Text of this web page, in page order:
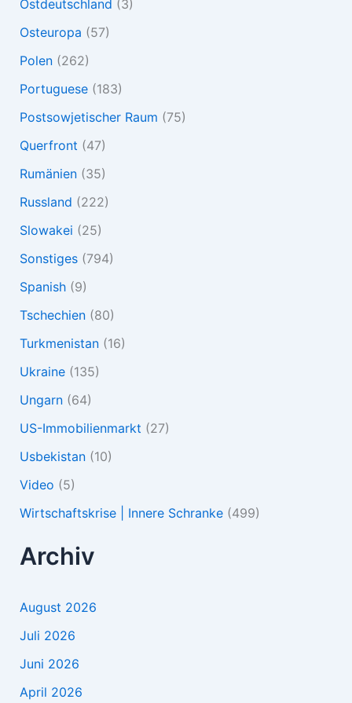
Ostdeutschland (3)
Osteuropa (57)
Polen(262)
Portuguese(183)
Postsowjetischer Raum (75)
Querfront (47)
Rumänien(35)
Russland (222)
Slowakei (25)
Sonstiges(794)
Spanish(9)
Tschechien(80)
Turkmenistan(16)
Ukraine(135)
Ungarn(64)
US-Immobilienmarkt (27)
Usbekistan(10)
Video (5)
Wirtschaftskrise | Innere Schranke(499)
Archiv
August 2026
Juli 2026
Juni 2026
April 2026